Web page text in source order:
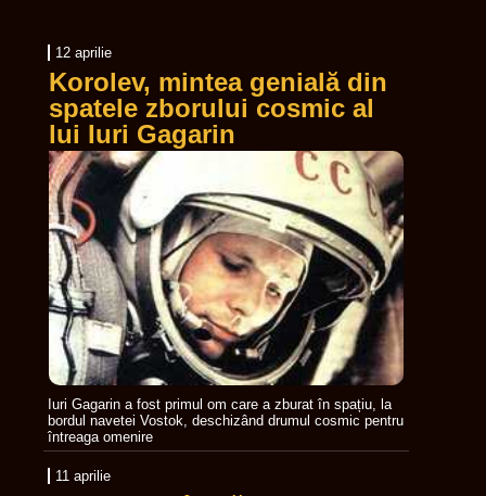
12 aprilie
Korolev, mintea genială din
spatele zborului cosmic al
lui Iuri Gagarin
Iuri Gagarin a fost primul om care a zburat în spațiu, la
bordul navetei Vostok, deschizând drumul cosmic pentru
întreaga omenire
11 aprilie